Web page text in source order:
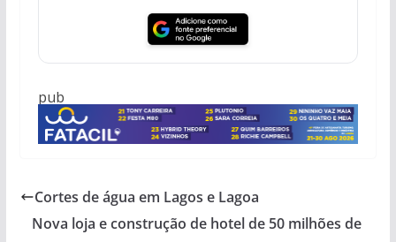
pub
Cortes de água em Lagos e Lagoa
Nova loja e construção de hotel de 50 milhões de